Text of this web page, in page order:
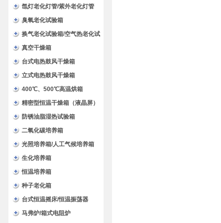
氙灯老化灯管/紫外老化灯管
（耗材）
臭氧老化试验箱
换气老化试验箱/空气热老化试
验箱
真空干燥箱
台式电热鼓风干燥箱
立式电热鼓风干燥箱
400℃、500℃高温烘箱
精密型恒温干燥箱（液晶屏）
防锈油脂湿热试验箱
二氧化碳培养箱
光照培养箱/人工气候培养箱
生化培养箱
恒温培养箱
种子老化箱
台式恒温摇床/恒温振荡器
马弗炉/箱式电阻炉